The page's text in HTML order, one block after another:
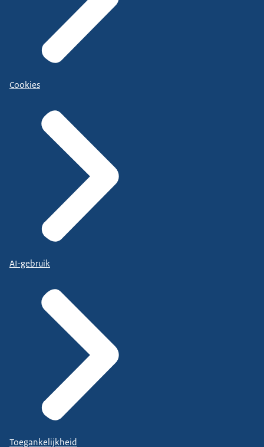
Cookies
AI-gebruik
Toegankelijkheid